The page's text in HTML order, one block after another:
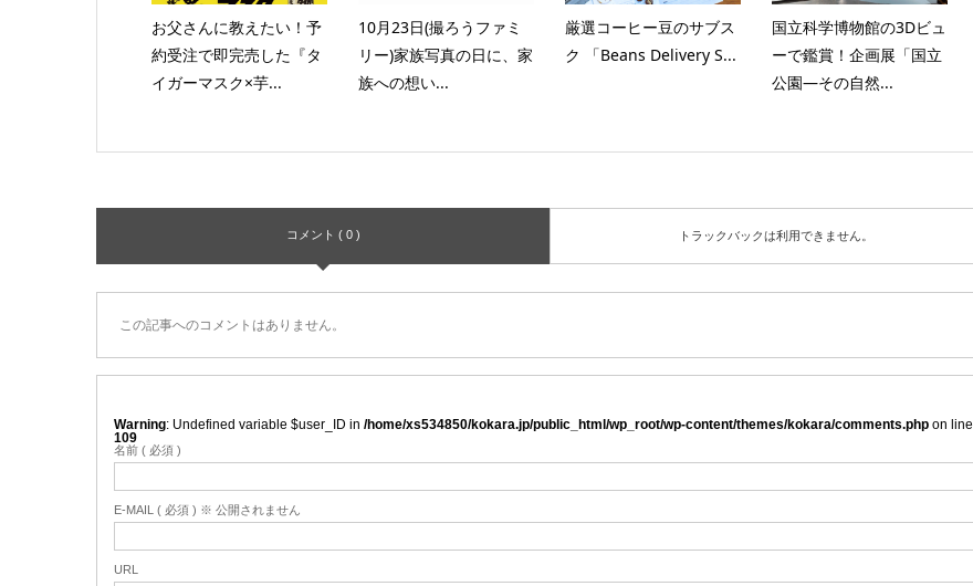
お父さんに教えたい！予
約受注で即完売した『タ
イガーマスク×芋...
10月23日(撮ろうファミ
リー)家族写真の日に、家
族への想い...
厳選コーヒー豆のサブス
ク 「Beans Delivery S...
国立科学博物館の3Dビュ
ーで鑑賞！企画展「国立
公園―その自然...
コメント ( 0 ) トラックバックは利用できません。
この記事へのコメントはありません。
Warning : Undefined variable $user_ID in /home/xs534850/kokara.jp/public_html/wp_root/wp-content/themes/kokara/comments.php on line
109
名前 ( 必須 )
E-MAIL ( 必須 ) ※ 公開されません
URL